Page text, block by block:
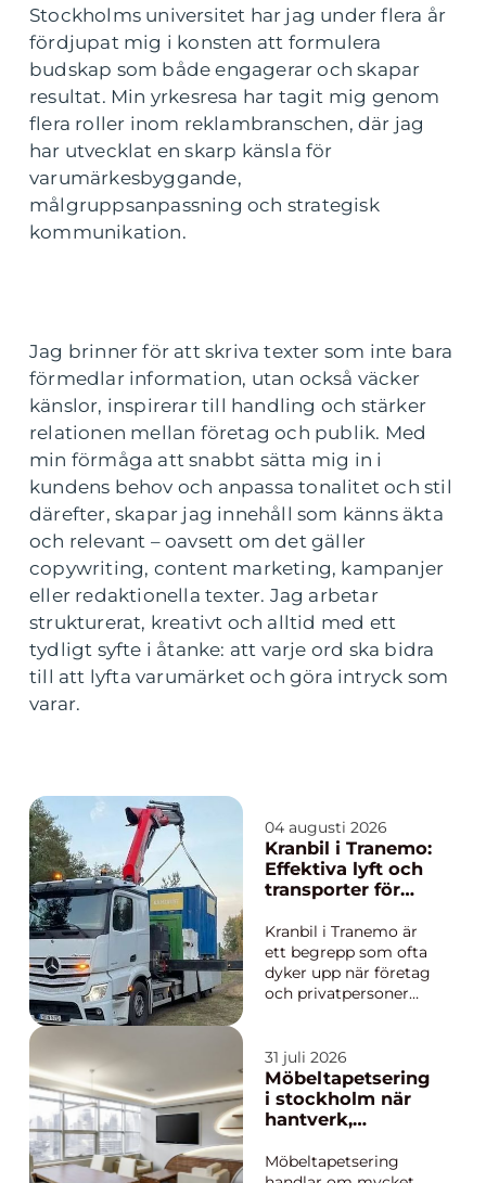
Stockholms universitet har jag under flera år
fördjupat mig i konsten att formulera
budskap som både engagerar och skapar
resultat. Min yrkesresa har tagit mig genom
flera roller inom reklambranschen, där jag
har utvecklat en skarp känsla för
varumärkesbyggande,
målgruppsanpassning och strategisk
kommunikation.
Jag brinner för att skriva texter som inte bara
förmedlar information, utan också väcker
känslor, inspirerar till handling och stärker
relationen mellan företag och publik. Med
min förmåga att snabbt sätta mig in i
kundens behov och anpassa tonalitet och stil
därefter, skapar jag innehåll som känns äkta
och relevant – oavsett om det gäller
copywriting, content marketing, kampanjer
eller redaktionella texter. Jag arbetar
strukturerat, kreativt och alltid med ett
tydligt syfte i åtanke: att varje ord ska bidra
till att lyfta varumärket och göra intryck som
varar.
04 augusti 2026
Kranbil i Tranemo:
Effektiva lyft och
transporter för
Kranbil i Tranemo är
ett begrepp som ofta
dyker upp när företag
och privatpersoner
och transport i
samma moment. När
tunga laster ska
flyttas, lyftas på plats
31 juli 2026
Möbeltapetsering
i stockholm när
hantverk,
form möts
Möbeltapetsering